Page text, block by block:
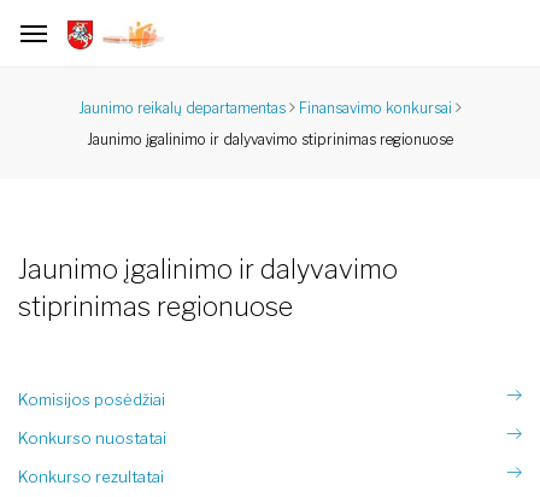
Jaunimo reikalų departamentas
Finansavimo konkursai
Jaunimo įgalinimo ir dalyvavimo stiprinimas regionuose
Jaunimo įgalinimo ir dalyvavimo
stiprinimas regionuose
Komisijos posėdžiai
Konkurso nuostatai
Konkurso rezultatai